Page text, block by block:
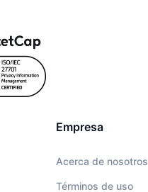
Empresa
Acerca de nosotros
Términos de uso